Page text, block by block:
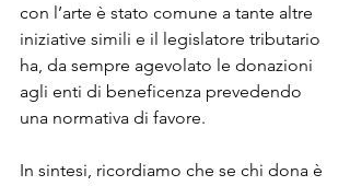
con l’arte è stato comune a tante altre
iniziative simili e il legislatore tributario
ha, da sempre agevolato le donazioni
agli enti di beneficenza prevedendo
una normativa di favore.
In sintesi, ricordiamo che se chi dona è